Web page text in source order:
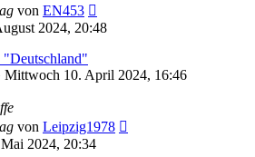
von EN453
2024, 20:48
"Deutschland"
Mittwoch 10. April 2024, 16:46
von Leipzig1978
2024, 20:34